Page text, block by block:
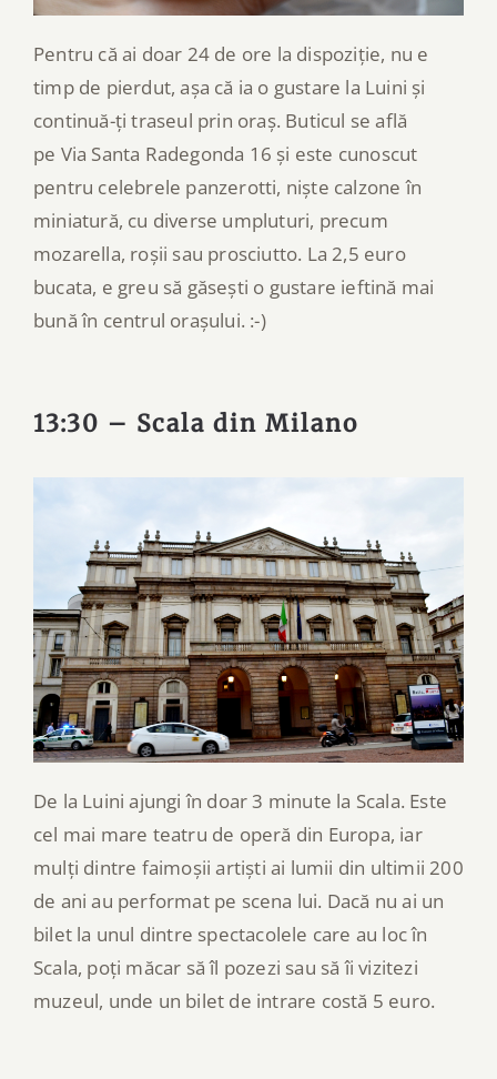
Pentru că ai doar 24 de ore la dispoziție, nu e
timp de pierdut, așa că ia o gustare la Luini și
continuă-ți traseul prin oraș. Buticul se află
pe Via Santa Radegonda 16 și este cunoscut
pentru celebrele panzerotti, niște calzone în
miniatură, cu diverse umpluturi, precum
mozarella, roșii sau prosciutto. La 2,5 euro
bucata, e greu să găsești o gustare ieftină mai
bună în centrul orașului. :-)
13:30 – Scala din Milano
De la Luini ajungi în doar 3 minute la Scala. Este
cel mai mare teatru de operă din Europa, iar
mulți dintre faimoșii artiști ai lumii din ultimii 200
de ani au performat pe scena lui. Dacă nu ai un
bilet la unul dintre spectacolele care au loc în
Scala, poți măcar să îl pozezi sau să îi vizitezi
muzeul, unde un bilet de intrare costă 5 euro.